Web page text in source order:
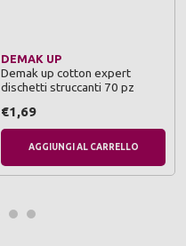
DEMAK UP
Demak up cotton expert
dischetti struccanti 70 pz
€1,69
AGGIUNGI AL CARRELLO